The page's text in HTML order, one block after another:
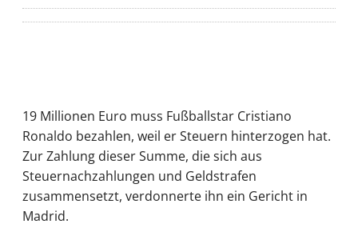
19 Millionen Euro muss Fußballstar Cristiano
Ronaldo bezahlen, weil er Steuern hinterzogen hat.
Zur Zahlung dieser Summe, die sich aus
Steuernachzahlungen und Geldstrafen
zusammensetzt, verdonnerte ihn ein Gericht in
Madrid.